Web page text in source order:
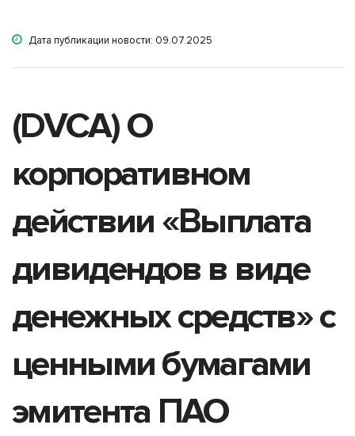
Дата публикации новости: 09.07.2025
(DVCA) О
корпоративном
действии «Выплата
дивидендов в виде
денежных средств» с
ценными бумагами
эмитента ПАО